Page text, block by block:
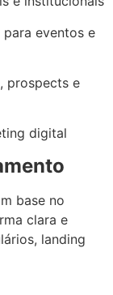
eventos e
prospects e
digital
base no
clara e
landing